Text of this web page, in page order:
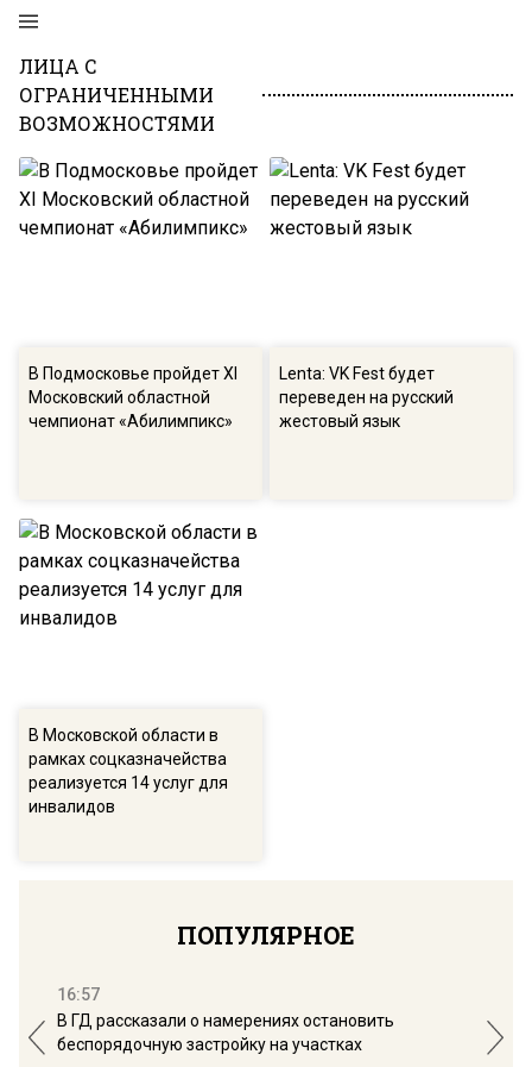
ЛИЦА С
ОГРАНИЧЕННЫМИ
ВОЗМОЖНОСТЯМИ
В Подмосковье пройдет XI
Московский областной
чемпионат «Абилимпикс»
Lenta: VK Fest будет
переведен на русский
жестовый язык
В Московской области в
рамках соцказначейства
реализуется 14 услуг для
инвалидов
ПОПУЛЯРНОЕ
16:57
В ГД рассказали о намерениях остановить
беспорядочную застройку на участках